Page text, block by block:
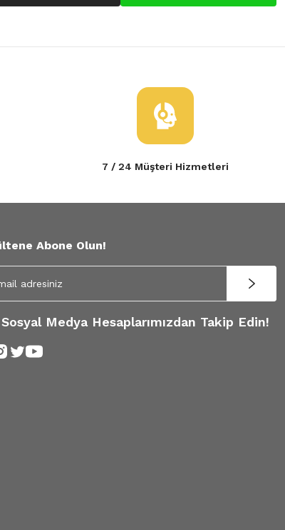
7 / 24 Müşteri Hizmetleri
Abone Olun!
Medya Hesaplarımızdan Takip Edin!